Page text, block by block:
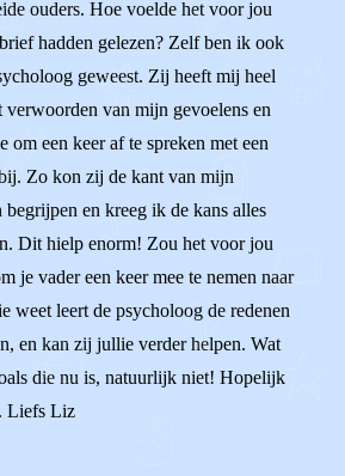
ouders. Hoe voelde het voor jou
hadden gelezen? Zelf ben ik ook
geweest. Zij heeft mij heel
verwoorden van mijn gevoelens en
om een keer af te spreken met een
Zo kon zij de kant van mijn
begrijpen en kreeg ik de kans alles
Dit hielp enorm! Zou het voor jou
je vader een keer mee te nemen naar
weet leert de psycholoog de redenen
en kan zij jullie verder helpen. Wat
die nu is, natuurlijk niet! Hopelijk
Liefs Liz